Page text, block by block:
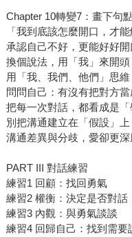
Chapter 10轉變7：畫下句
「我到底該怎麼開口，才
承認自己不好，更能好好開
換個說法，用「我」來開頭
用「我、我們、他們」思
問問自己：有沒有把對方
把每一次對話，都看成是「
別把溝通建立在「假設」上
溝通差異與分歧，愛卻更深
PART III 對話練習
練習1 回顧：找回勇氣
練習2 權衡：決定是否對話
練習3 內觀：與勇氣談談
練習4 回歸自己：找到需要